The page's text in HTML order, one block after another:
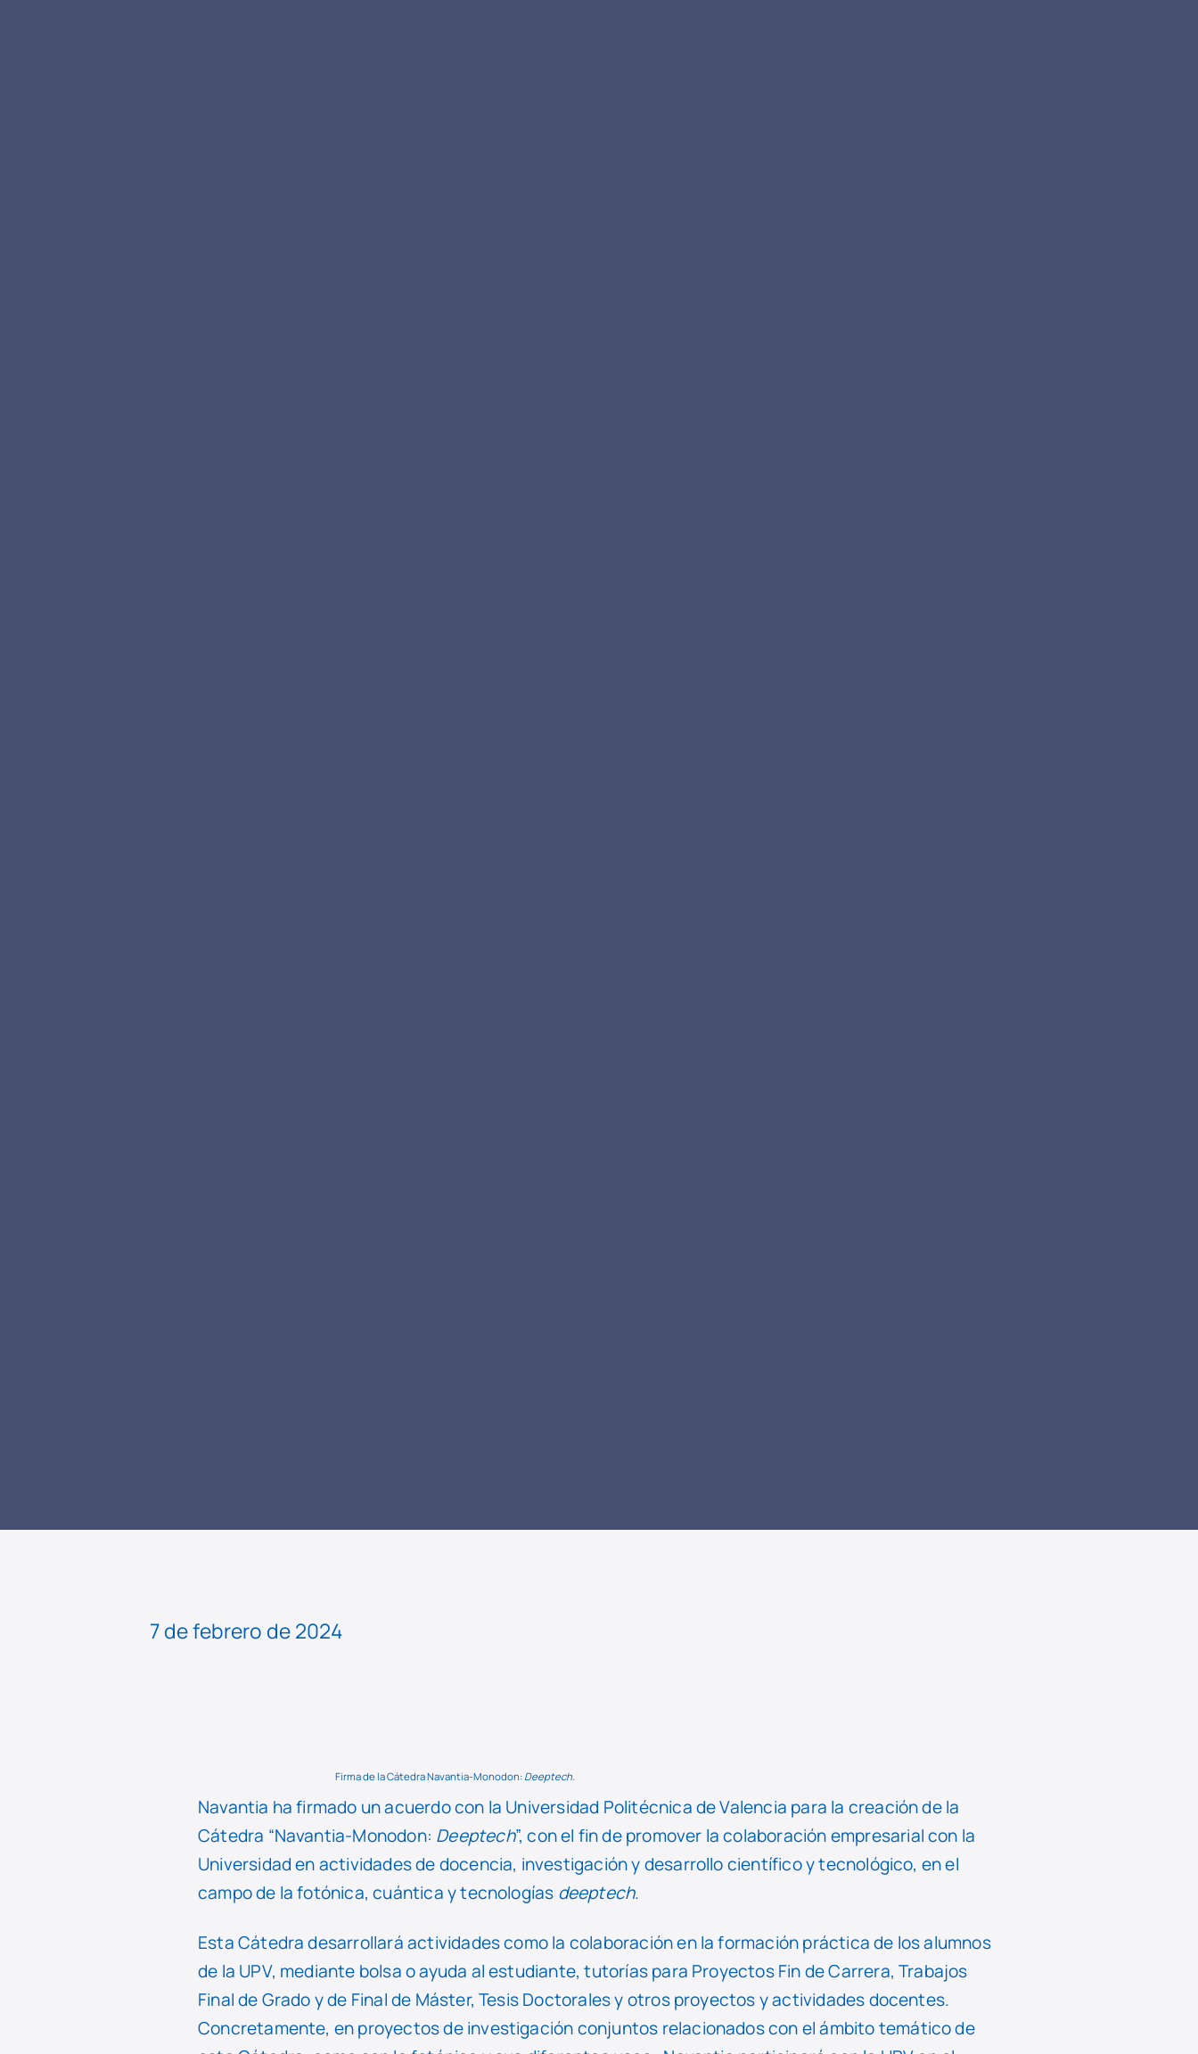
7 de febrero de 2024
Firma de la Cátedra Navantia-Monodon: Deeptech.
Navantia ha firmado un acuerdo con la Universidad Politécnica de Valencia para la creación de la
Cátedra “Navantia-Monodon: Deeptech”, con el fin de promover la colaboración empresarial con la
Universidad en actividades de docencia, investigación y desarrollo científico y tecnológico, en el
campo de la fotónica, cuántica y tecnologías deeptech.
Esta Cátedra desarrollará actividades como la colaboración en la formación práctica de los alumnos
de la UPV, mediante bolsa o ayuda al estudiante, tutorías para Proyectos Fin de Carrera, Trabajos
Final de Grado y de Final de Máster, Tesis Doctorales y otros proyectos y actividades docentes.
Concretamente, en proyectos de investigación conjuntos relacionados con el ámbito temático de